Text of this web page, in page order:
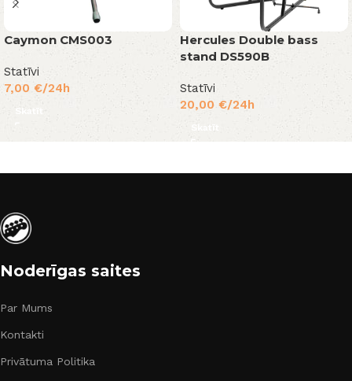
Caymon CMS003
Statīvi
7,00 €/24h
Skatīt
Hercules Double bass
stand DS590B
Statīvi
20,00 €/24h
Noderīgas saites
Par Mums
Kontakti
Privātuma Politika